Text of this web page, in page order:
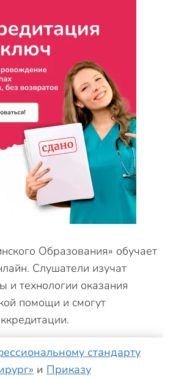
Образования» обучает
Слушатели изучат
и технологии оказания
помощи и смогут
стандарту
и Приказу